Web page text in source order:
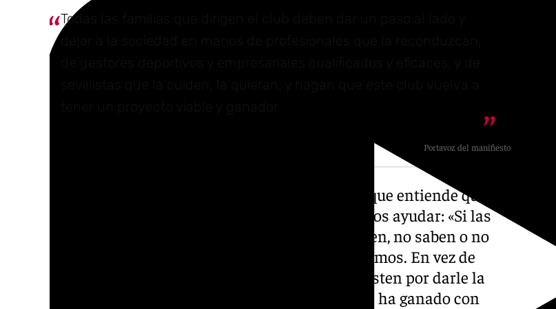
Todas las familias que dirigen el club deben dar un paso al lado y
Portavoz del manifiesto
También pidió la ansiada ampliación de capital, aunque entiende que,
como no lo harán, solicitó que dejaran a los aficionados ayudar: «Si las
familias accionariales que gobiernan el club no pueden, no saben o no
quieren, que le den la palabra al sevillismo. No fallaremos. En vez de
buscar un inversor de sentimiento no sevillista, apuesten por darle la
palabra a esta noble, fiel, leal y exigente afición que se ha ganado con